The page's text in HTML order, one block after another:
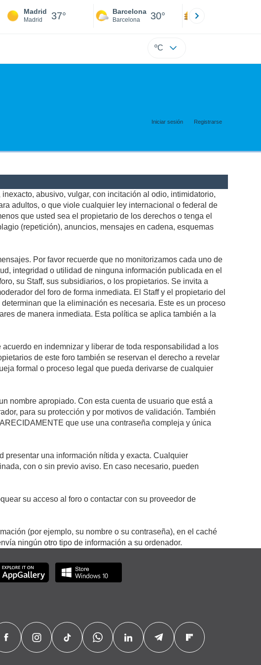
Madrid
Madrid 37° Barcelona
Barcelona 30°
ºC
Iniciar sesión Registrarse
abusivo, vulgar, con incitación al odio, intimidatorio,
adultos, o que viole cualquier ley internacional o federal de
que usted sea el propietario de los derechos o tenga el
(repetición), anuncios, mensajes en cadena, esquemas
Por favor recuerde que no monitorizamos cada uno de
integridad o utilidad de ninguna información publicada en el
su Staff, sus subsidiarios, o los propietarios. Se invita a
del foro de forma inmediata. El Staff y el propietario del
que la eliminación es necesaria. Este es un proceso
de manera inmediata. Esta política se aplica también a la
en indemnizar y liberar de toda responsabilidad a los
de este foro también se reservan el derecho a revelar
formal o proceso legal que pueda derivarse de cualquier
nombre apropiado. Con esta cuenta de usuario que está a
para su protección y por motivos de validación. También
que use una contraseña compleja y única
presentar una información nítida y exacta. Cualquier
con o sin previo aviso. En caso necesario, pueden
su acceso al foro o contactar con su proveedor de
(por ejemplo, su nombre o su contraseña), en el caché
ningún otro tipo de información a su ordenador.